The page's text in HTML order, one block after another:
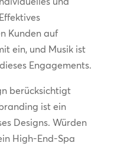
Kunden auf
ein, und Musik ist
Engagements.
berücksichtigt
ist ein
Designs. Würden
High-End-Spa